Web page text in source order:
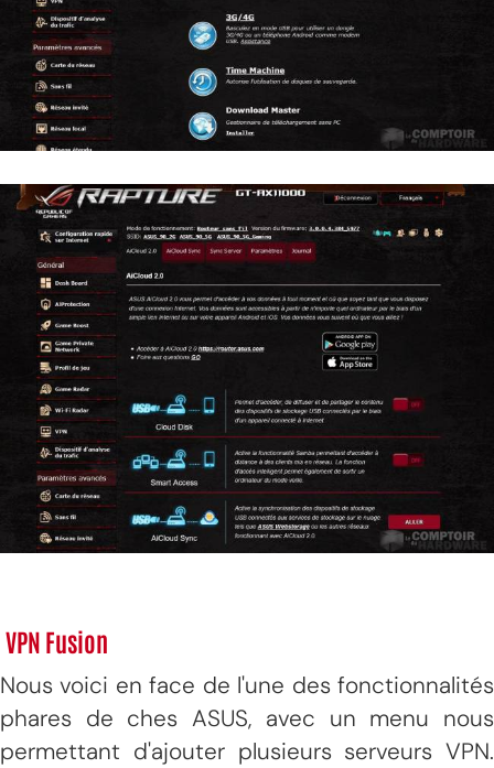
VPN Fusion
Nous voici en face de l'une des fonctionnalités
phares de ches ASUS, avec un menu nous
permettant d'ajouter plusieurs serveurs VPN.